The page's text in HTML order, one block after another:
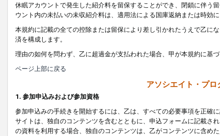
休眠アカウントで発生した紹介料を留保することができ、閉鎖に伴う
ウント内の未払いの未収紹介料は、適用法による国庫返納または時効
本規約に記載の全ての控除または留保により差し引かれたうえで乙に
済を構成します。
理由の如何を問わず、乙に超過金が支払われた場合、甲が本規約に基
ページ上部に戻る
アソシエイト・プ
1. 参加申込みおよび参加資格
参加申込みの手続きを開始するには、乙は、すべての必要事項を正確
サイトは、独自のコンテンツを含むとともに、申込フォームに記載さ
の資料を利用する場合、独自のコンテンツは、乙がコンテンツに含め